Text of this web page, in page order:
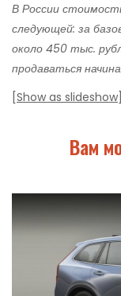
В России
следующей: за
около 450 тыс.
продаваться
[Show as slideshow]
Вам